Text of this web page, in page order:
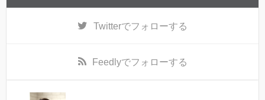
Twitterでフォローする
Feedlyでフォローする